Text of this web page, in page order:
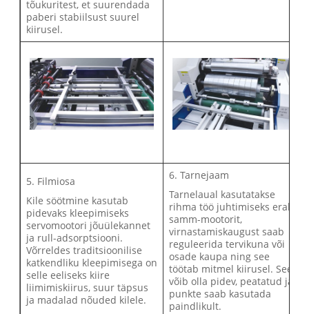
tõukuritest, et suurendada
paberi stabiilsust suurel
kiirusel.
5. Filmiosa
Kile söötmine kasutab
pidevaks kleepimiseks
servomootori jõuülekannet
ja rull-adsorptsiooni.
Võrreldes traditsioonilise
katkendliku kleepimisega on
selle eeliseks kiire
liimimiskiirus, suur täpsus
ja madalad nõuded kilele.
6. Tarnejaam
Tarnelaual kasutatakse
rihma töö juhtimiseks eraldi
samm-mootorit,
virnastamiskaugust saab
reguleerida tervikuna või
osade kaupa ning see
töötab mitmel kiirusel. See
võib olla pidev, peatatud ja
punkte saab kasutada
paindlikult.